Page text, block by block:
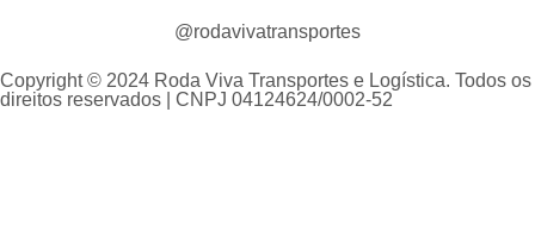
@rodavivatransportes
Copyright © 2024 Roda Viva Transportes e Logística. Todos os
direitos reservados | CNPJ 04124624/0002-52